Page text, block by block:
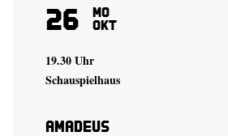
26 Mo
Okt
19.30 Uhr
Schauspielhaus
Amadeus